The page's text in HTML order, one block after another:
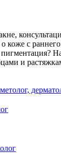
коже с
и